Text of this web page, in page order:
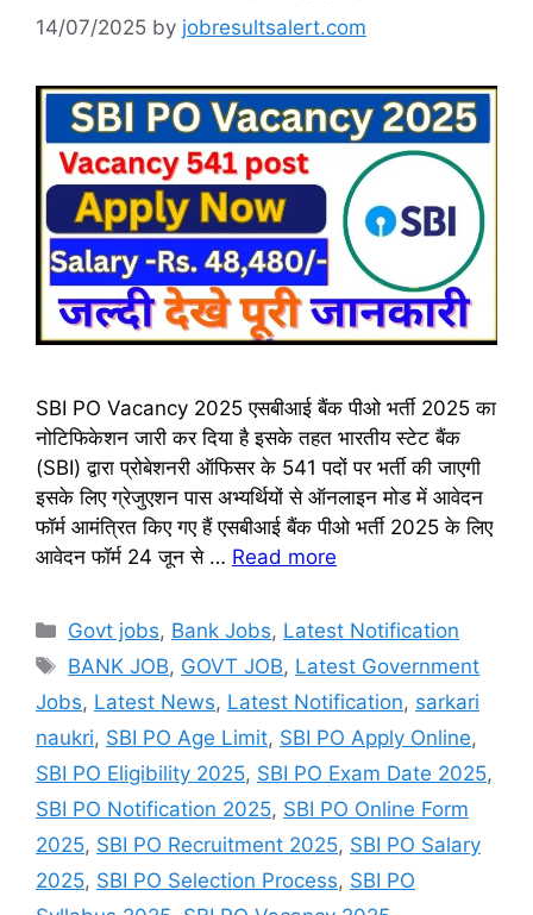
14/07/2025 by jobresultsalert.com
SBI PO Vacancy 2025 एसबीआई बैंक पीओ भर्ती 2025 का
नोटिफिकेशन जारी कर दिया है इसके तहत भारतीय स्टेट बैंक
(SBI) द्वारा प्रोबेशनरी ऑफिसर के 541 पदों पर भर्ती की जाएगी
इसके लिए ग्रेजुएशन पास अभ्यर्थियों से ऑनलाइन मोड में आवेदन
फॉर्म आमंत्रित किए गए हैं एसबीआई बैंक पीओ भर्ती 2025 के लिए
आवेदन फॉर्म 24 जून से … Read more
Categories
Govt jobs, Bank Jobs, Latest Notification
Tags
BANK JOB, GOVT JOB, Latest Government
Jobs, Latest News, Latest Notification, sarkari
naukri, SBI PO Age Limit, SBI PO Apply Online,
SBI PO Eligibility 2025, SBI PO Exam Date 2025,
SBI PO Notification 2025, SBI PO Online Form
2025, SBI PO Recruitment 2025, SBI PO Salary
2025, SBI PO Selection Process, SBI PO